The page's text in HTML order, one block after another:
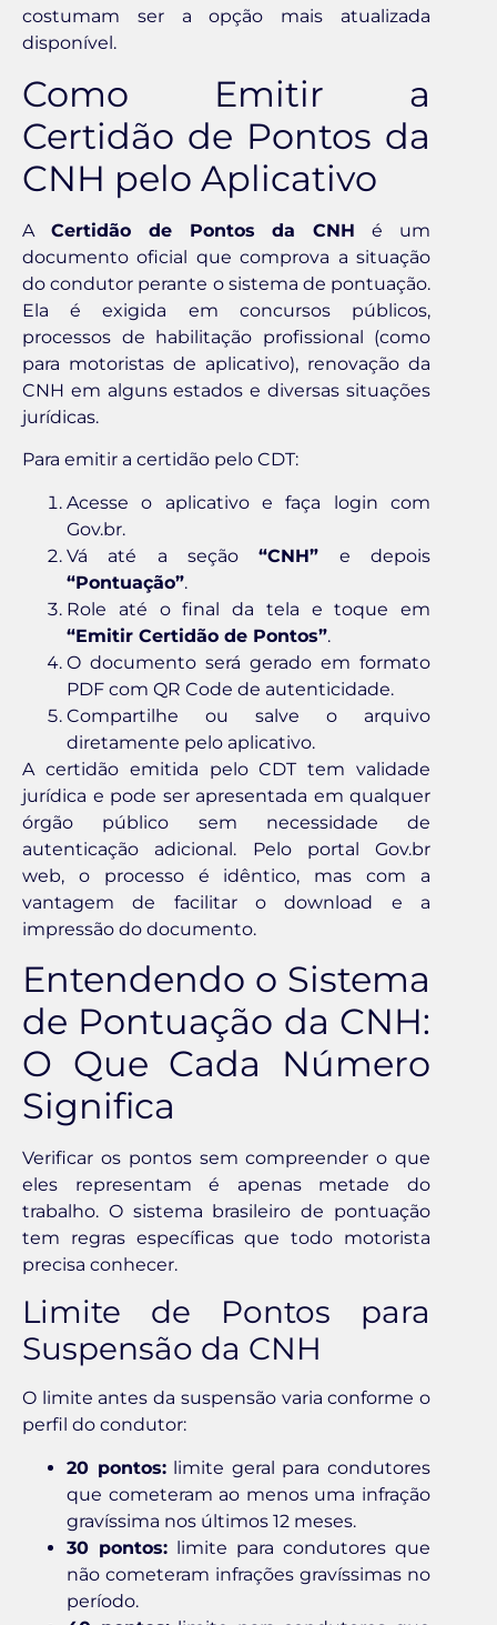
costumam ser a opção mais atualizada
disponível.
Como Emitir a
Certidão de Pontos da
CNH pelo Aplicativo
A Certidão de Pontos da CNH é um
documento oficial que comprova a situação
do condutor perante o sistema de pontuação.
Ela é exigida em concursos públicos,
processos de habilitação profissional (como
para motoristas de aplicativo), renovação da
CNH em alguns estados e diversas situações
jurídicas.
Para emitir a certidão pelo CDT:
Acesse o aplicativo e faça login com
Gov.br.
Vá até a seção“CNH” e depois
“Pontuação”.
Role até o final da tela e toque em
“Emitir Certidão de Pontos”.
O documento será gerado em formato
PDF com QR Code de autenticidade.
Compartilhe ou salve o arquivo
diretamente pelo aplicativo.
A certidão emitida pelo CDT tem validade
jurídica e pode ser apresentada em qualquer
órgão público sem necessidade de
autenticação adicional. Pelo portal Gov.br
web, o processo é idêntico, mas com a
vantagem de facilitar o download e a
impressão do documento.
Entendendo o Sistema
de Pontuação da CNH:
O Que Cada Número
Significa
Verificar os pontos sem compreender o que
eles representam é apenas metade do
trabalho. O sistema brasileiro de pontuação
tem regras específicas que todo motorista
precisa conhecer.
Limite de Pontos para
Suspensão da CNH
O limite antes da suspensão varia conforme o
perfil do condutor:
20 pontos:limite geral para condutores
que cometeram ao menos uma infração
gravíssima nos últimos 12 meses.
30 pontos: limite para condutores que
não cometeram infrações gravíssimas no
período.